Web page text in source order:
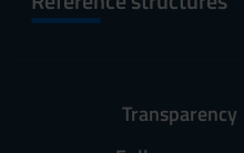
Transparency